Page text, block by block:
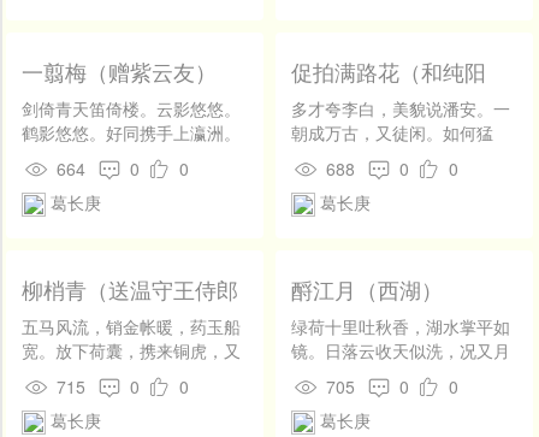
开，至东晋葛稚川方来。及伪
刘称汉，此时方显，遂兴观。
一翦梅（赠紫云友）
剑倚青天笛倚楼。云影悠悠。
鹤影悠悠。好同携手上瀛洲。
身在阎浮。业在阎浮。 一段红
云绿树愁。今也休休。古也休
休。夕阳西去水东流。富又何
664 0
0
葛长庚
促拍满路花（和纯阳
韵）
多才夸李白，美貌说潘安。一
朝成万古，又徒闲。如何猛
省，心地种仙蟠。堪叹人间
事，泡沫风灯，阿谁肯做飞
仙。 莫思量、骏马与高轩。快
长啸青云外，自嗟自笑，了无
恨海愁山。
688 0
0
葛长庚
柳梢青（送温守王侍郎
帅三山）
五马风流，销金帐暖，药玉船
宽。放下荷囊，携来铜虎，又
举熊幡。 棠阴已接三山。此列
郡、彼食大藩。柳雪萦旗，东
风拦马，父老争看。
715 0
0
葛长庚
酹江月（西湖）
绿荷十里吐秋香，湖水掌平如
镜。日落云收天似洗，况又月
明风静。露逼葭蒲，烟迷菱
芡，缩尽寒鸦颈。两枝画桨，
柳阴浓处乘兴。 遥想和靖东
705 0
0
葛长庚